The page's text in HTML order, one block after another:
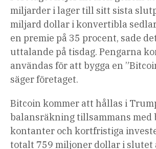
miljarder i lager till sitt sista
miljard dollar i konvertibla
en premie på 35 procent, sade
uttalande på tisdag. Pengarna
användas för att bygga en
säger företaget.
Bitcoin kommer att hållas i
balansräkning tillsammans med
kontanter och kortfristiga
totalt 759 miljoner dollar i slutet